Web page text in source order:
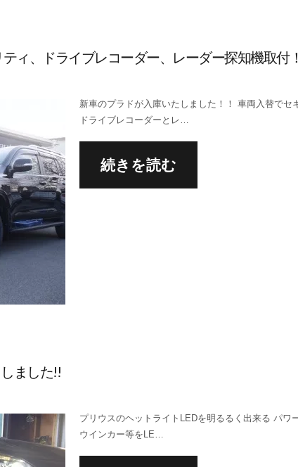
ィ、ドライブレコーダー、レーダー探知機取付
新車のプラドが入庫いたしました！！ 車両入替で
ドライブレコーダーとレ…
続きを読む
ました!!
プリウスのヘットライトLEDを明るるく出来る パワ
ウインカー等をLE…